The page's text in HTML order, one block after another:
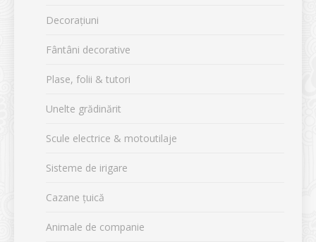
Decorațiuni
Fântâni decorative
Plase, folii & tutori
Unelte grădinărit
Scule electrice & motoutilaje
Sisteme de irigare
Cazane țuică
Animale de companie